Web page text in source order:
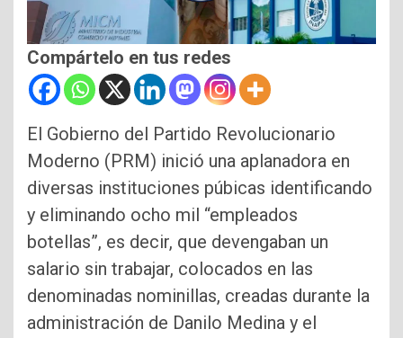
Compártelo en tus redes
El Gobierno del Partido Revolucionario
Moderno (PRM) inició una aplanadora en
diversas instituciones púbicas identificando
y eliminando ocho mil “empleados
botellas”, es decir, que devengaban un
salario sin trabajar, colocados en las
denominadas nominillas, creadas durante la
administración de Danilo Medina y el